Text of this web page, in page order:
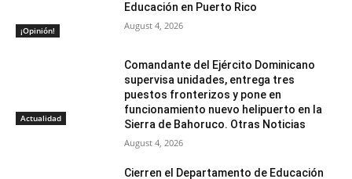
¡Opinión!
Educación en Puerto Rico
August 4, 2026
Actualidad
Comandante del Ejército Dominicano
supervisa unidades, entrega tres
puestos fronterizos y pone en
funcionamiento nuevo helipuerto en la
Sierra de Bahoruco. Otras Noticias
August 4, 2026
Cierren el Departamento de Educación